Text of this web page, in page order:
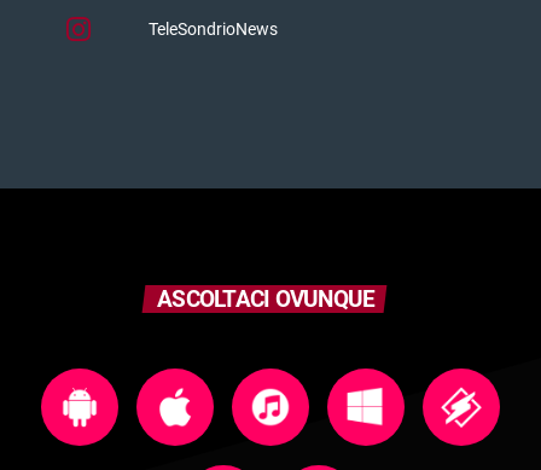
TeleSondrioNews
ASCOLTACI OVUNQUE